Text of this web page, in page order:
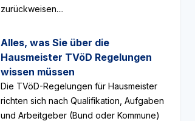
zurückweisen....
Alles, was Sie über die
Hausmeister TVöD Regelungen
wissen müssen
Die TVöD-Regelungen für Hausmeister
richten sich nach Qualifikation, Aufgaben
und Arbeitgeber (Bund oder Kommune)